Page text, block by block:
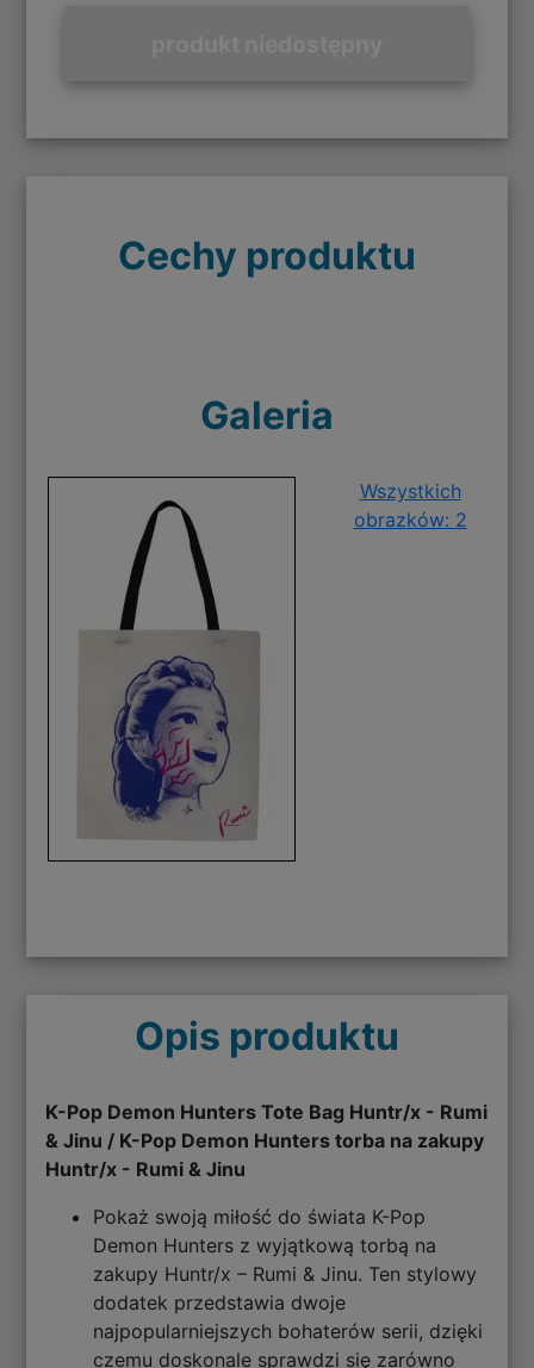
Cechy produktu
Galeria
Wszystkich
obrazków: 2
Opis produktu
K-Pop Demon Hunters Tote Bag Huntr/x - Rumi
& Jinu / K-Pop Demon Hunters torba na zakupy
Huntr/x - Rumi & Jinu
Pokaż swoją miłość do świata K-Pop
Demon Hunters z wyjątkową torbą na
zakupy Huntr/x – Rumi & Jinu. Ten stylowy
dodatek przedstawia dwoje
najpopularniejszych bohaterów serii, dzięki
czemu doskonale sprawdzi się zarówno